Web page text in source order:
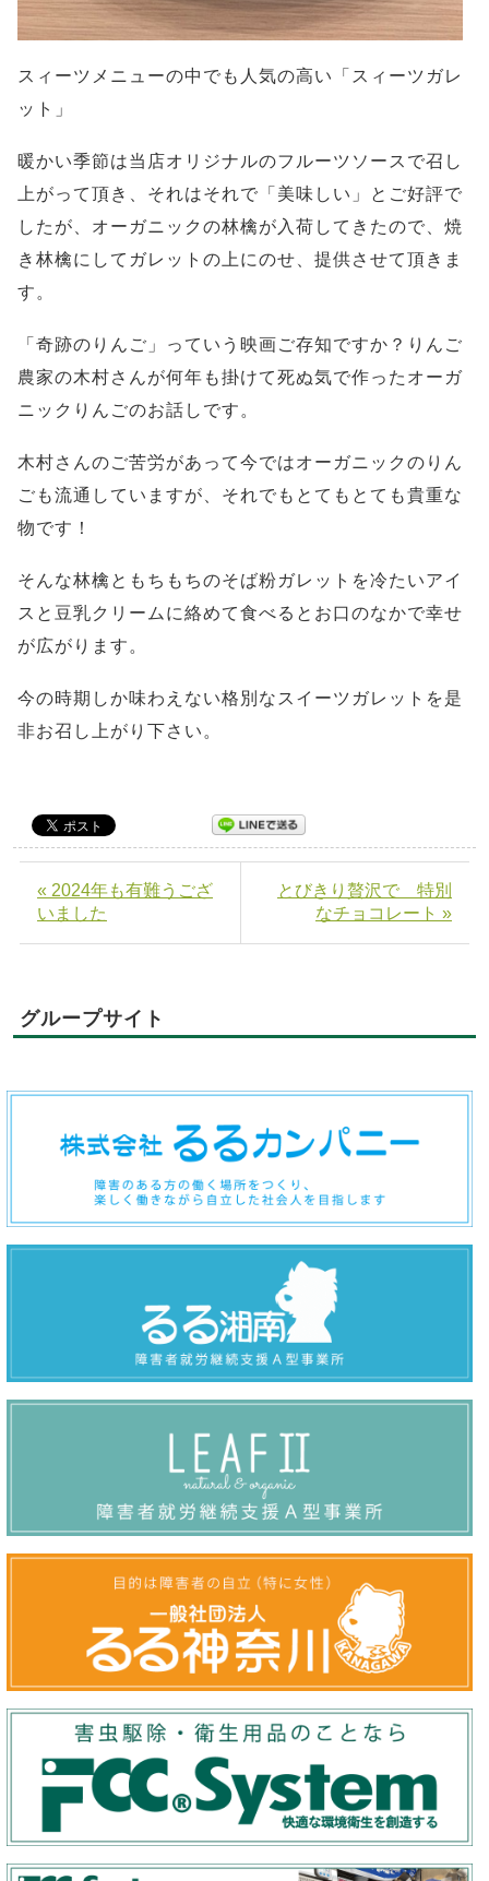
スィーツメニューの中でも人気の高い「スィーツガレ
ット」
暖かい季節は当店オリジナルのフルーツソースで召し
上がって頂き、それはそれで「美味しい」とご好評で
したが、オーガニックの林檎が入荷してきたので、焼
き林檎にしてガレットの上にのせ、提供させて頂きま
す。
「奇跡のりんご」っていう映画ご存知ですか？りんご
農家の木村さんが何年も掛けて死ぬ気で作ったオーガ
ニックりんごのお話しです。
木村さんのご苦労があって今ではオーガニックのりん
ごも流通していますが、それでもとてもとても貴重な
物です！
そんな林檎ともちもちのそば粉ガレットを冷たいアイ
スと豆乳クリームに絡めて食べるとお口のなかで幸せ
が広がります。
今の時期しか味わえない格別なスイーツガレットを是
非お召し上がり下さい。
« 2024年も有難うござ
いました
とびきり贅沢で 特別
なチョコレート »
グループサイト